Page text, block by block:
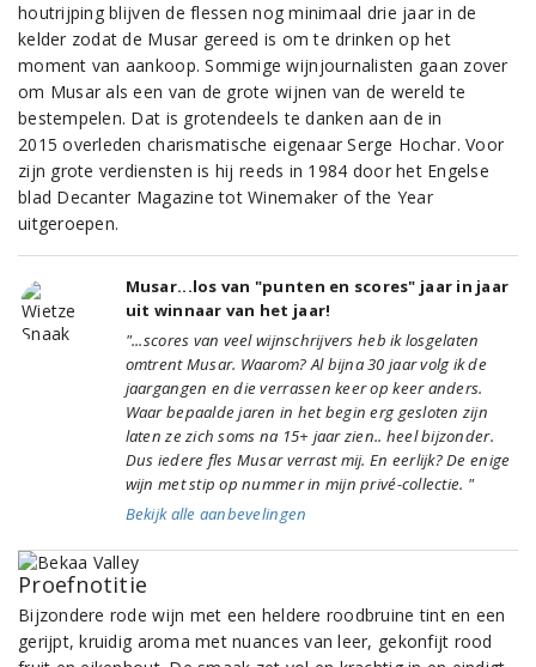
houtrijping blijven de flessen nog minimaal drie jaar in de
kelder zodat de Musar gereed is om te drinken op het
moment van aankoop. Sommige wijnjournalisten gaan zover
om Musar als een van de grote wijnen van de wereld te
bestempelen. Dat is grotendeels te danken aan de in
2015 overleden charismatische eigenaar Serge Hochar. Voor
zijn grote verdiensten is hij reeds in 1984 door het Engelse
blad Decanter Magazine tot Winemaker of the Year
uitgeroepen.
Musar...los van "punten en scores" jaar in jaar
uit winnaar van het jaar!
"...scores van veel wijnschrijvers heb ik losgelaten
omtrent Musar. Waarom? Al bijna 30 jaar volg ik de
jaargangen en die verrassen keer op keer anders.
Waar bepaalde jaren in het begin erg gesloten zijn
laten ze zich soms na 15+ jaar zien.. heel bijzonder.
Dus iedere fles Musar verrast mij. En eerlijk? De enige
wijn met stip op nummer in mijn privé-collectie. "
Bekijk alle aanbevelingen
Proefnotitie
Bijzondere rode wijn met een heldere roodbruine tint en een
gerijpt, kruidig aroma met nuances van leer, gekonfijt rood